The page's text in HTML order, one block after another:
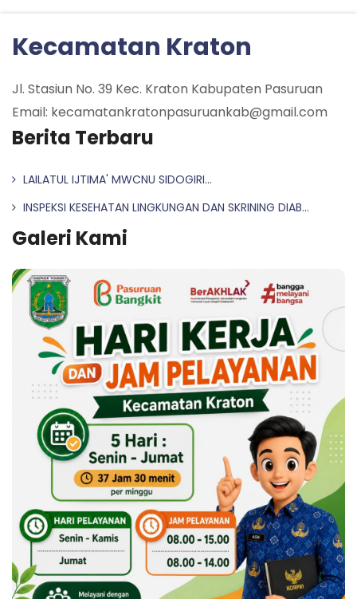
Kecamatan Kraton
Jl. Stasiun No. 39 Kec. Kraton Kabupaten Pasuruan
Email: kecamatankratonpasuruankab@gmail.com
Berita Terbaru
LAILATUL IJTIMA' MWCNU SIDOGIRI...
INSPEKSI KESEHATAN LINGKUNGAN DAN SKRINING DIAB...
Galeri Kami